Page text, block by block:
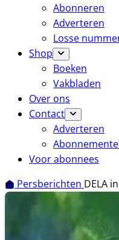
Abonneren
Adverteren
Losse
Shop
Boeken
Vakbladen
Over ons
Contact
Adverteren
Voor abonnees
Persberichten DELA